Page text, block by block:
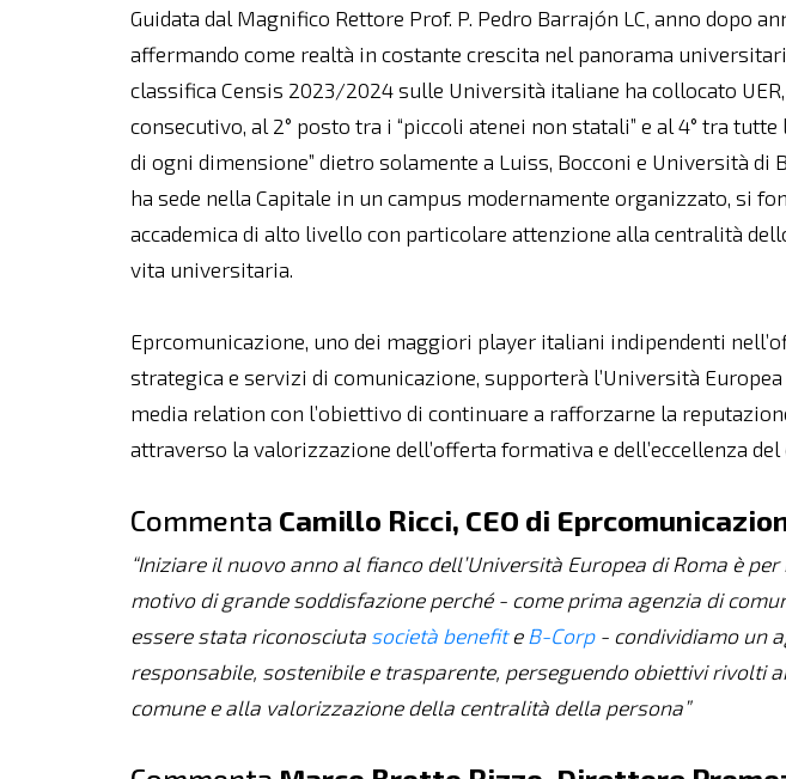
Guidata dal Magnifico Rettore Prof. P. Pedro Barrajón LC, anno dopo
affermando come realtà in costante crescita nel panorama
classifica Censis 2023/2024 sulle Università italiane ha collocato
consecutivo, al 2° posto tra i “piccoli atenei non statali” e al 4° tra
di ogni dimensione” dietro solamente a Luiss, Bocconi e Università di
ha sede nella Capitale in un campus modernamente organizzato, si
accademica di alto livello con particolare attenzione alla centralità
vita universitaria.
Eprcomunicazione, uno dei maggiori player italiani indipendenti
strategica e servizi di comunicazione, supporterà l’Università
media relation con l’obiettivo di continuare a rafforzarne la
attraverso la valorizzazione dell’offerta formativa e dell’eccellenza del
Commenta Camillo Ricci, CEO di
“Iniziare il nuovo anno al fianco dell’Università Europea di Roma è
motivo di grande soddisfazione perché - come prima agenzia di
essere stata riconosciuta società benefite B-Corp- condividiamo un
responsabile, sostenibile e trasparente, perseguendo obiettivi rivolti
comune e alla valorizzazione della centralità della persona”